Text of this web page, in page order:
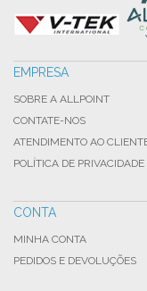
EMPRESA
SOBRE A ALLPOINT
CONTATE-NOS
ATENDIMENTO AO
POLÍTICA DE PRIVACIDADE
CONTA
MINHA CONTA
PEDIDOS E DEVOLUÇÕES